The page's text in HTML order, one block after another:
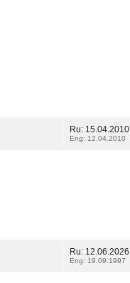
Ru: 15.04.2010
Eng: 12.04.2010
Ru: 12.06.2026
Eng: 19.09.1997